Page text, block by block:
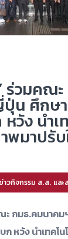
ร่วมคณ
น ศึกษา
วัง นำเ
พมาปรั
ข่าวกิจกรรม ส.ส. แล
กมธ.คมนาค
หวัง นำเทคโ